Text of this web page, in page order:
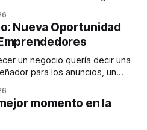
en otro lugar. Durante
SER PRO, el especialista en
Nueva Oportunidad
un negocio quería decir una
para los anuncios, un
de publicidad digital
vendedor para atender
suerte— una persona
momento en la